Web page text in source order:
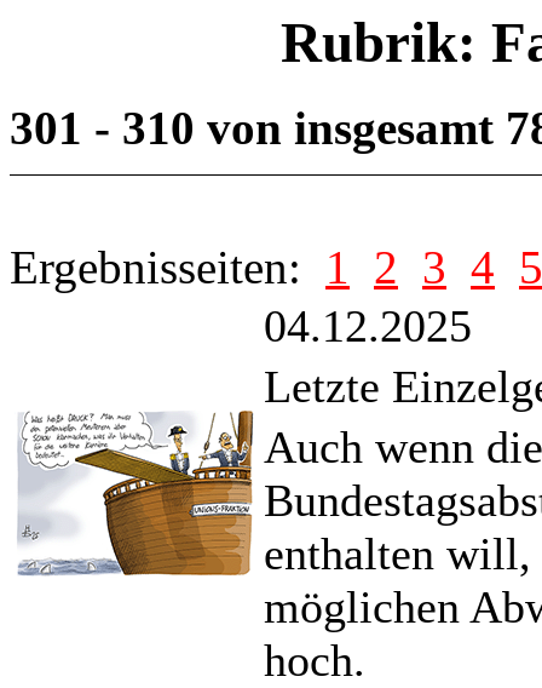
Rubrik:
301 - 310 von insgesamt
Ergebnisseiten: 1 2 3 4 5
04.12.2025
Letzte
Auch wenn
enthalten
möglichen
hoch.